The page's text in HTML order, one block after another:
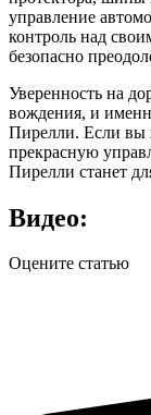
управление
контроль над
безопасно
Уверенность на
вождения, и
Пирелли. Если вы
прекрасную
Пирелли станет
Видео:
Оцените статью